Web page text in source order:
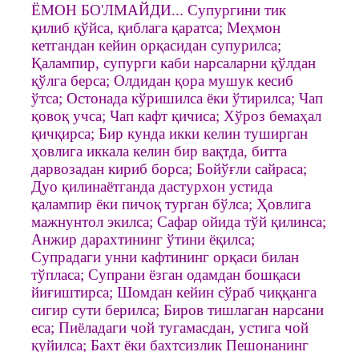
ЁМОН БO'ЛМАЙДИ... Супургини тик
қилиб қўйса, қиблага қаратса; Меҳмон
кетгандан кейин орқасидан супурилса;
Қалампир, супурги каби нарсаларни қўлдан
қўлга берса; Олдидан қора мушук кесиб
ўтса; Остонада кўришилса ёки ўтирилса; Чап
қовоқ учса; Чап кафт қичиса; Хўроз бемаҳал
қичқирса; Бир кунда икки келин туширган
ҳовлига иккала келин бир вақтда, битта
дарвозадан кириб борса; Бойўғли сайраса;
Дуо қилинаётганда дастурхон устида
қалампир ёки пичоқ турган бўлса; Ҳовлига
мажнунтол экилса; Сафар ойида тўй қилинса;
Анжир дарахтининг ўтини ёқилса;
Супрадаги унни кафтининг орқаси билан
тўпласа; Супрани ёзган одамдан бошқаси
йиғиштирса; Шомдан кейин сўраб чиққанга
сигир сути берилса; Биров тишлаган нарсани
еса; Пиёладаги чой тугамасдан, устига чой
қуйилса; Бахт ёки бахтсизлик Пешонанинг